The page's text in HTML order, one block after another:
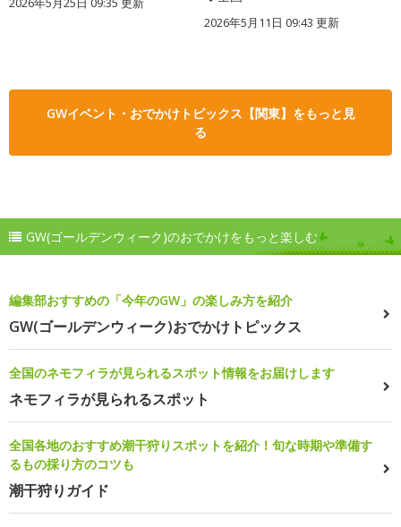
2026年5月11日 09:43 更新
GWイベント・おでかけトピックス【関東】をもっと見
る
GW(ゴールデンウィーク)のおでかけをもっと楽しむ
編集部おすすめの「今年のGW」の楽しみ方を紹介
GW(ゴールデンウィーク)おでかけトピックス
全国のネモフィラが見られるスポット情報をお届けします
ネモフィラが見られるスポット
全国各地のおすすめ潮干狩りスポットを紹介！旬な時期や準備す
るもの採り方のコツも
潮干狩りガイド